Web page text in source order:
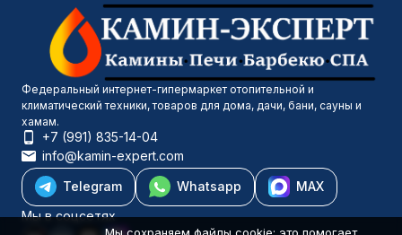
Федеральный интернет-гипермаркет отопительной и
климатический техники, товаров для дома, дачи, бани, сауны и
хамам.
+7 (991) 835-14-04
info@kamin-expert.com
Telegram
Whatsapp
MAX
Мы в соцсетях